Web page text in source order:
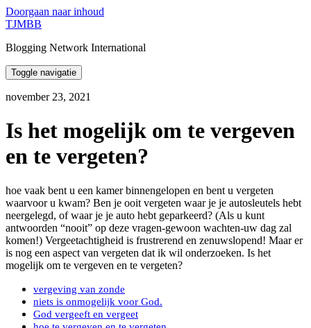
Doorgaan naar inhoud
TJMBB
Blogging Network International
Toggle navigatie
november 23, 2021
Is het mogelijk om te vergeven
en te vergeten?
hoe vaak bent u een kamer binnengelopen en bent u vergeten
waarvoor u kwam? Ben je ooit vergeten waar je je autosleutels hebt
neergelegd, of waar je je auto hebt geparkeerd? (Als u kunt
antwoorden “nooit” op deze vragen-gewoon wachten-uw dag zal
komen!) Vergeetachtigheid is frustrerend en zenuwslopend! Maar er
is nog een aspect van vergeten dat ik wil onderzoeken. Is het
mogelijk om te vergeven en te vergeten?
vergeving van zonde
niets is onmogelijk voor God.
God vergeeft en vergeet